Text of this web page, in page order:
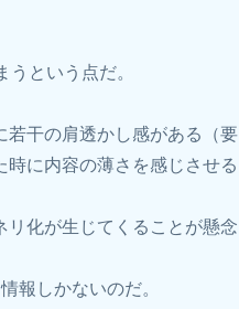
という点だ。
若干の肩透かし感がある（要
に内容の薄さを感じさせる
化が生じてくることが懸念
報しかないのだ。